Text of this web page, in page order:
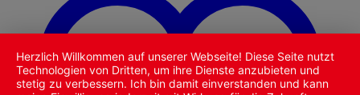
Herzlich Willkommen auf unserer Webseite! Diese Seite nutzt
Technologien von Dritten, um ihre Dienste anzubieten und
stetig zu verbessern. Ich bin damit einverstanden und kann